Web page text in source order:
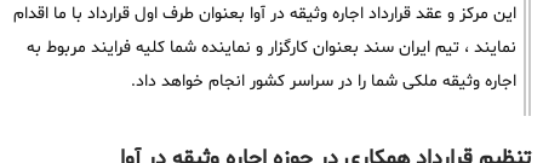
این مرکز و عقد قرارداد اجاره وثیقه در آوا بعنوان طرف اول قرارداد با ما اقدام
نمایند ، تیم ایران سند بعنوان کارگزار و نماینده شما کلیه فرایند مربوط به
اجاره وثیقه ملکی شما را در سراسر کشور انجام خواهد داد.